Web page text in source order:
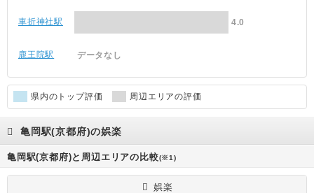
車折神社駅 4.0
鹿王院駅 データなし
県内のトップ評価 周辺エリアの評価
亀岡駅(京都府)の娯楽
亀岡駅(京都府)と周辺エリアの比較(※1)
娯楽